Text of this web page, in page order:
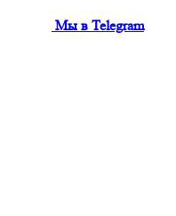
Мы в Telegram